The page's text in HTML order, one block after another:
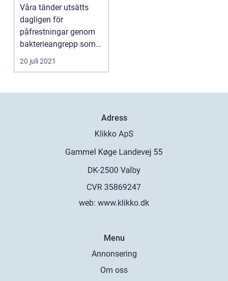
Våra tänder utsätts
dagligen för
påfrestningar genom
bakterieangrepp som
...
20 juli 2021
Adress
web: www.klikko.dk
Menu
Annonsering
Om oss